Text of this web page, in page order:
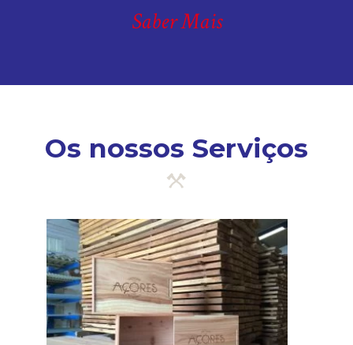
Saber Mais
Os nossos Serviços